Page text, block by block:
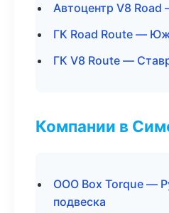
Автоцентр V8
ГК Road Route —
ГК V8 Route —
Компании в
ООО Box Torque —
подвеска